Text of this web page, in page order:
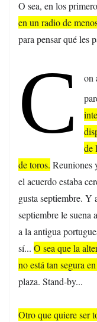
O sea, en los
en un radio de
para pensar qué les
C
on
de
de toros. Reuniones
el acuerdo estaba
gusta septiembre. Y
septiembre le suena
a la antigua
sí... O sea que la
no está tan segura
plaza. Stand-by...
Otro que quiere ser